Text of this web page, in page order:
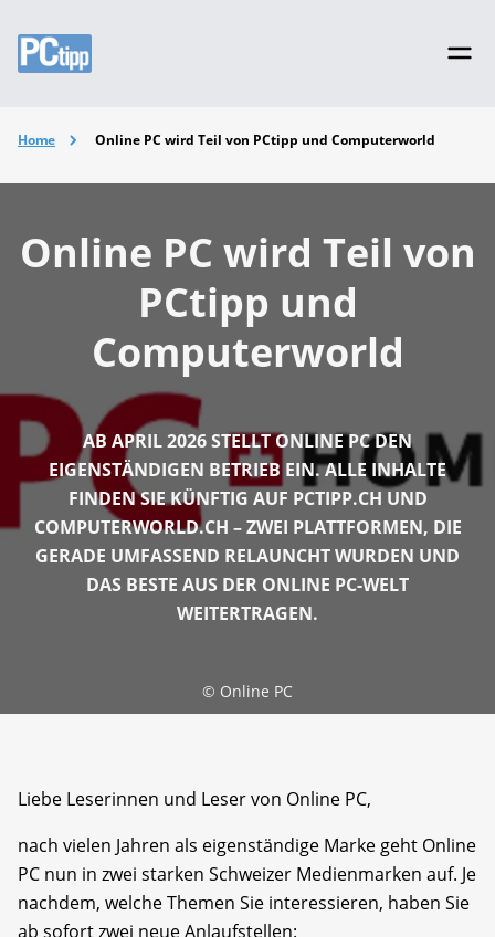
Home Online PC wird Teil von PCtipp und Computerworld
Online PC wird Teil von
PCtipp und
Computerworld
AB APRIL 2026 STELLT ONLINE PC DEN
EIGENSTÄNDIGEN BETRIEB EIN. ALLE INHALTE
FINDEN SIE KÜNFTIG AUF PCTIPP.CH UND
COMPUTERWORLD.CH – ZWEI PLATTFORMEN, DIE
GERADE UMFASSEND RELAUNCHT WURDEN UND
DAS BESTE AUS DER ONLINE PC-WELT
WEITERTRAGEN.
© Online PC
Liebe Leserinnen und Leser von Online PC,
nach vielen Jahren als eigenständige Marke geht Online
PC nun in zwei starken Schweizer Medienmarken auf. Je
nachdem, welche Themen Sie interessieren, haben Sie
ab sofort zwei neue Anlaufstellen: